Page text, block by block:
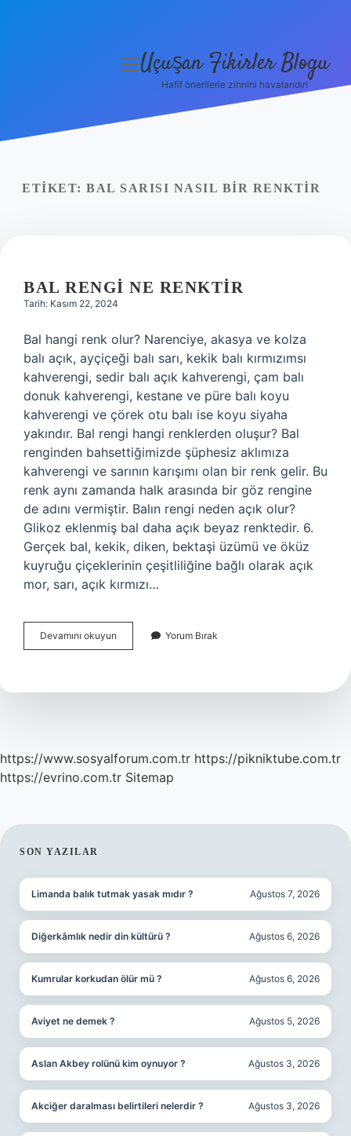
Yasal Uyarı
menüyü
Uçuşan Fikirler Blogu
Hafif önerilerle zihnini havalandır!
ETIKET: BAL SARISI NASIL BIR RENKTIR
BAL RENGI NE RENKTIR
Tarih: Kasım 22, 2024
Bal hangi renk olur? Narenciye, akasya ve kolza
balı açık, ayçiçeği balı sarı, kekik balı kırmızımsı
kahverengi, sedir balı açık kahverengi, çam balı
donuk kahverengi, kestane ve püre balı koyu
kahverengi ve çörek otu balı ise koyu siyaha
yakındır. Bal rengi hangi renklerden oluşur? Bal
renginden bahsettiğimizde şüphesiz aklımıza
kahverengi ve sarının karışımı olan bir renk gelir. Bu
renk aynı zamanda halk arasında bir göz rengine
de adını vermiştir. Balın rengi neden açık olur?
Glikoz eklenmiş bal daha açık beyaz renktedir. 6.
Gerçek bal, kekik, diken, bektaşi üzümü ve öküz
kuyruğu çiçeklerinin çeşitliliğine bağlı olarak açık
mor, sarı, açık kırmızı…
Devamını okuyun
Rengi
Yorum Bırak
https://www.sosyalforum.com.tr https://pikniktube.com.tr
https://evrino.com.tr Sitemap
SIDEBAR
SON YAZILAR
Limanda balık tutmak yasak mıdır ? Ağustos 7, 2026
Diğerkâmlık nedir din kültürü ? Ağustos 6, 2026
Kumrular korkudan ölür mü ? Ağustos 6, 2026
Aviyet ne demek ? Ağustos 5, 2026
Aslan Akbey rolünü kim oynuyor ? Ağustos 3, 2026
Akciğer daralması belirtileri nelerdir ? Ağustos 3, 2026